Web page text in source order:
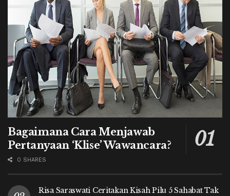
Bagaimana Cara Menjawab
Pertanyaan ‘Klise’ Wawancara?
0 SHARES
Risa Saraswati Ceritakan Kisah Pilu 5 Sahabat Tak